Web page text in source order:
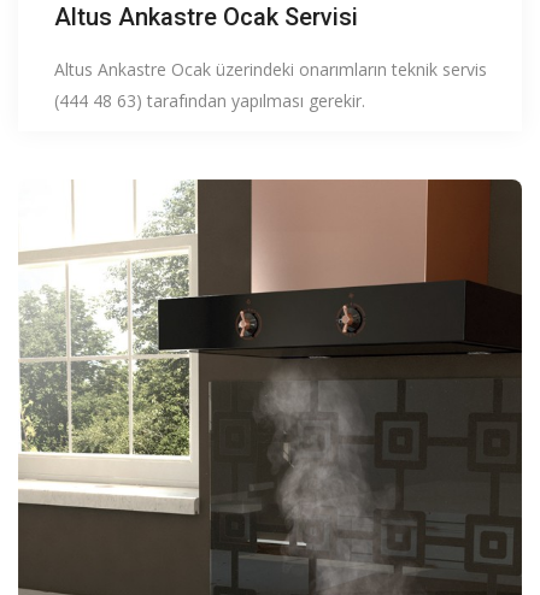
Altus Ankastre Ocak Servisi
Altus Ankastre Ocak üzerindeki onarımların teknik servis
(444 48 63) tarafından yapılması gerekir.